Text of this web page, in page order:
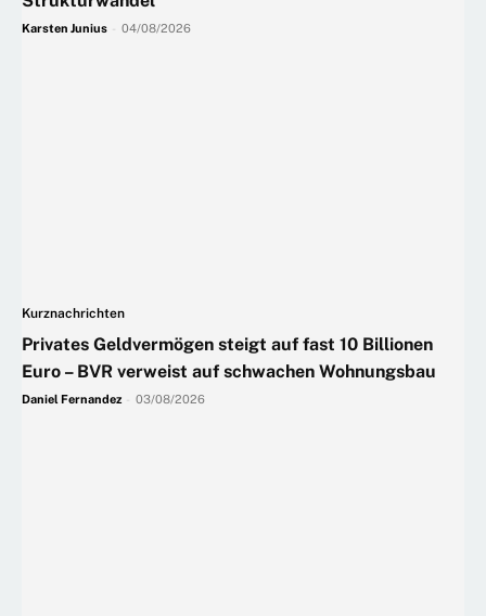
Karsten Junius 04/08/2026
Kurznachrichten
Privates Geldvermögen steigt auf fast 10 Billionen
Euro – BVR verweist auf schwachen Wohnungsbau
Daniel Fernandez 03/08/2026